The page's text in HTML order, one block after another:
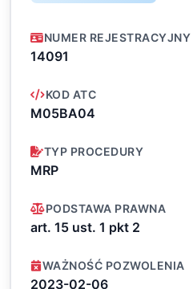
NUMER REJESTRACYJNY
14091
KOD ATC
M05BA04
TYP PROCEDURY
MRP
PODSTAWA PRAWNA
art. 15 ust. 1 pkt 2
WAŻNOŚĆ POZWOLENIA
2023-02-06